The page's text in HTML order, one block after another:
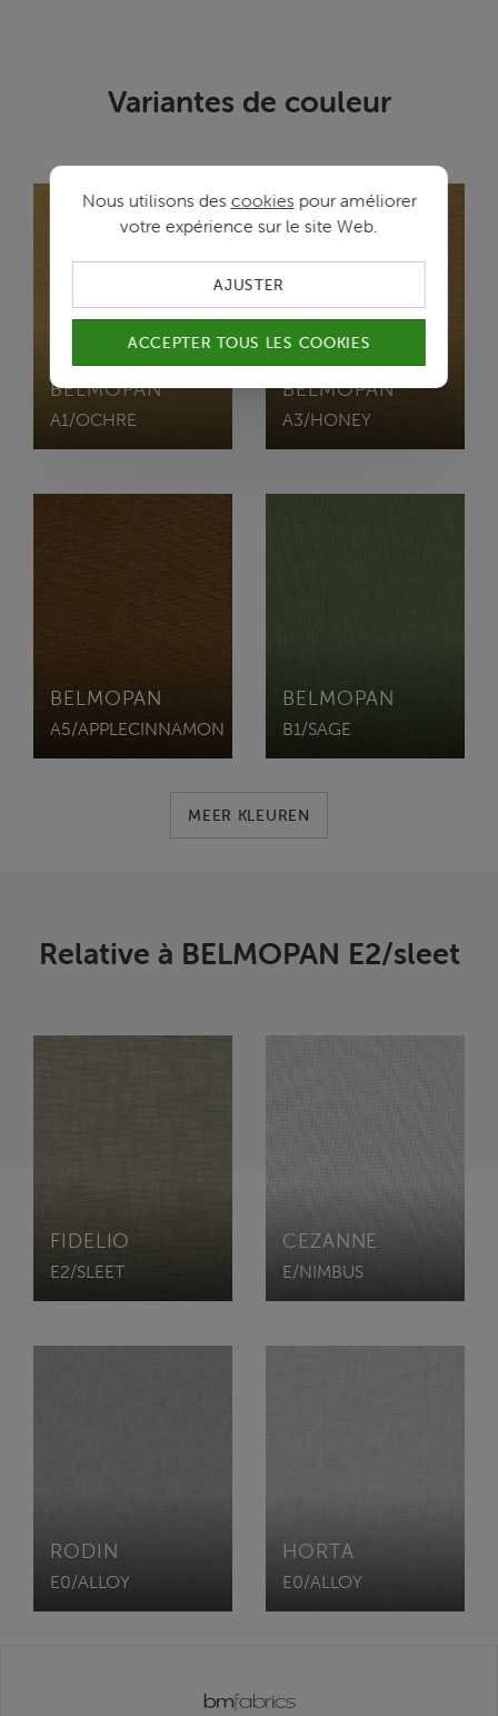
Variantes de couleur
BELMOPAN
A1/OCHRE
BELMOPAN
A3/HONEY
BELMOPAN
A5/APPLECINNAMON
BELMOPAN
B1/SAGE
MEER KLEUREN
Relative à BELMOPAN E2/sleet
FIDELIO
E2/SLEET
CEZANNE
E/NIMBUS
RODIN
E0/ALLOY
HORTA
E0/ALLOY
Nous utilisons des cookiespour améliorer
votre expérience sur le site Web.
AJUSTER
ACCEPTER TOUS LES COOKIES